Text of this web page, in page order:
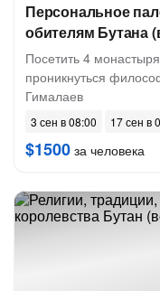
Персональное
обителям Бутана
Посетить 4
проникнуться
Гималаев
3 сен в 08:00 17 сен в
$1500 за человека